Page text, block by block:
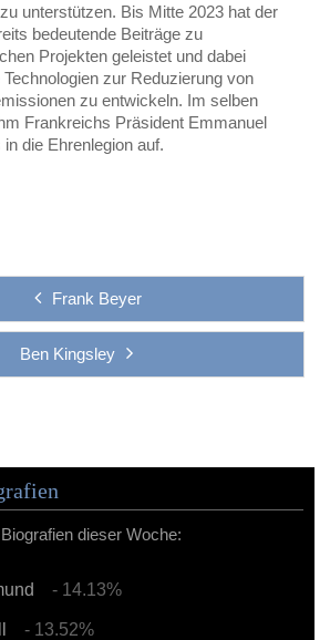
unterstützen. Bis Mitte 2023 hat der
bedeutende Beiträge zu
Projekten geleistet und dabei
Technologien zur Reduzierung von
zu entwickeln. Im selben
Frankreichs Präsident Emmanuel
die Ehrenlegion auf.
Frank Beyer
Ben Kingsley
dieser Woche:
- 14.13%
- 13.52%